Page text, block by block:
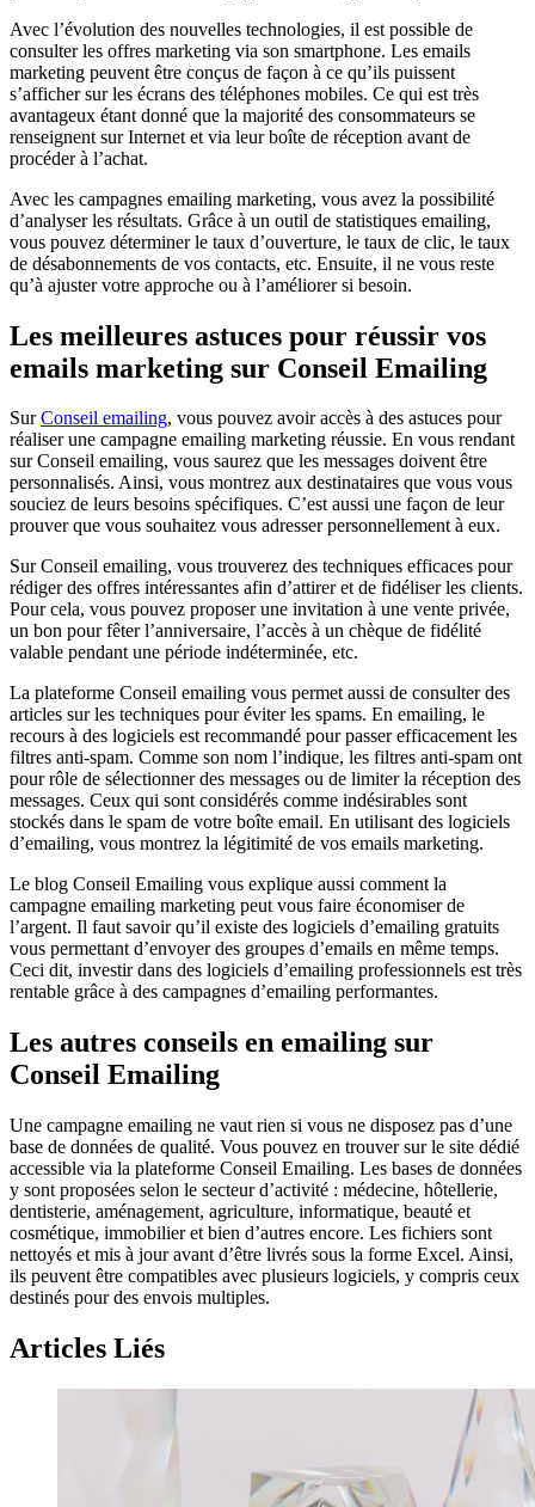
Avec l’évolution des nouvelles technologies, il est possible de
consulter les offres marketing via son smartphone. Les emails
marketing peuvent être conçus de façon à ce qu’ils puissent
s’afficher sur les écrans des téléphones mobiles. Ce qui est très
avantageux étant donné que la majorité des consommateurs se
renseignent sur Internet et via leur boîte de réception avant de
procéder à l’achat.
Avec les campagnes emailing marketing, vous avez la possibilité
d’analyser les résultats. Grâce à un outil de statistiques emailing,
vous pouvez déterminer le taux d’ouverture, le taux de clic, le taux
de désabonnements de vos contacts, etc. Ensuite, il ne vous reste
qu’à ajuster votre approche ou à l’améliorer si besoin.
Les meilleures astuces pour réussir vos
emails marketing sur Conseil Emailing
SurConseil emailing, vous pouvez avoir accès à des astuces pour
réaliser une campagne emailing marketing réussie. En vous rendant
sur Conseil emailing, vous saurez que les messages doivent être
personnalisés. Ainsi, vous montrez aux destinataires que vous vous
souciez de leurs besoins spécifiques. C’est aussi une façon de leur
prouver que vous souhaitez vous adresser personnellement à eux.
Sur Conseil emailing, vous trouverez des techniques efficaces pour
rédiger des offres intéressantes afin d’attirer et de fidéliser les clients.
Pour cela, vous pouvez proposer une invitation à une vente privée,
un bon pour fêter l’anniversaire, l’accès à un chèque de fidélité
valable pendant une période indéterminée, etc.
La plateforme Conseil emailing vous permet aussi de consulter des
articles sur les techniques pour éviter les spams. En emailing, le
recours à des logiciels est recommandé pour passer efficacement les
filtres anti-spam. Comme son nom l’indique, les filtres anti-spam ont
pour rôle de sélectionner des messages ou de limiter la réception des
messages. Ceux qui sont considérés comme indésirables sont
stockés dans le spam de votre boîte email. En utilisant des logiciels
d’emailing, vous montrez la légitimité de vos emails marketing.
Le blog Conseil Emailing vous explique aussi comment la
campagne emailing marketing peut vous faire économiser de
l’argent. Il faut savoir qu’il existe des logiciels d’emailing gratuits
vous permettant d’envoyer des groupes d’emails en même temps.
Ceci dit, investir dans des logiciels d’emailing professionnels est très
rentable grâce à des campagnes d’emailing performantes.
Les autres conseils en emailing sur
Conseil Emailing
Une campagne emailing ne vaut rien si vous ne disposez pas d’une
base de données de qualité. Vous pouvez en trouver sur le site dédié
accessible via la plateforme Conseil Emailing. Les bases de données
y sont proposées selon le secteur d’activité : médecine, hôtellerie,
dentisterie, aménagement, agriculture, informatique, beauté et
cosmétique, immobilier et bien d’autres encore. Les fichiers sont
nettoyés et mis à jour avant d’être livrés sous la forme Excel. Ainsi,
ils peuvent être compatibles avec plusieurs logiciels, y compris ceux
destinés pour des envois multiples.
Articles Liés